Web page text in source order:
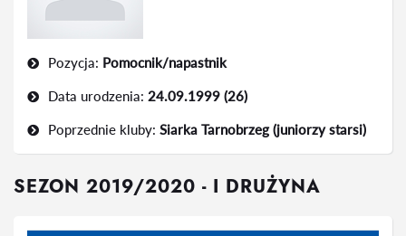
Pozycja: Pomocnik/napastnik
Data urodzenia: 24.09.1999 (26)
Poprzednie kluby: Siarka Tarnobrzeg (juniorzy starsi)
SEZON 2019/2020 - I DRUŻYNA